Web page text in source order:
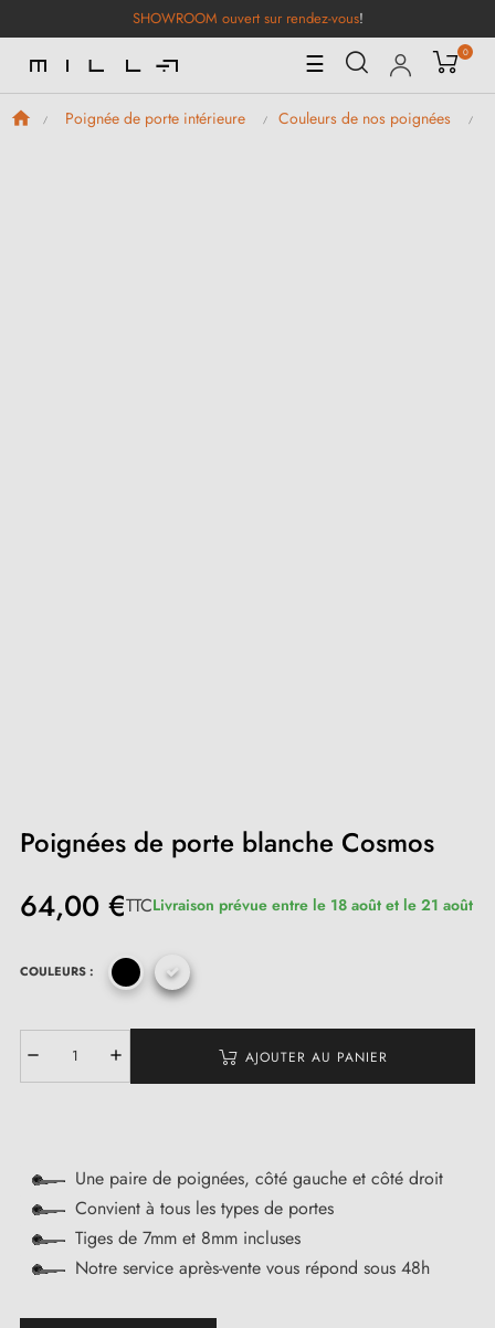
SHOWROOM ouvert sur rendez-vous!
Basculer
la
navigation
☰ 0
Poignée de porte intérieure Couleurs de nos poignées
Poignées de porte blanche Cosmos
64,00 €TTCLivraison prévue entre le 18 août et le 21 août
COULEURS :
AJOUTER AU PANIER
Une paire de poignées, côté gauche et côté droit
Convient à tous les types de portes
Tiges de 7mm et 8mm incluses
Notre service après-vente vous répond sous 48h